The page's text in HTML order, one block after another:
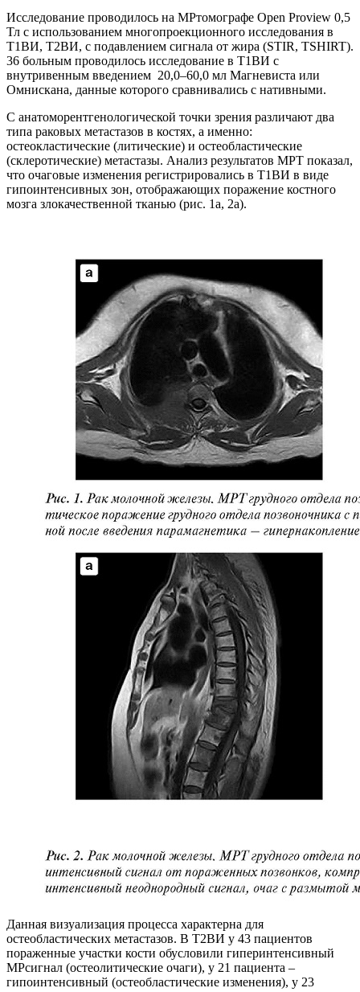
Исследование проводилось на МРтомографе Open Proview 0,5
Тл с использованием многопроекционного исследования в
Т1ВИ, Т2ВИ, с подавлением сигнала от жира (STIR, TSHIRT).
36 больным проводилось исследование в Т1ВИ с
внутривенным введением 20,0–60,0 мл Магневиста или
Омнискана, данные которого сравнивались с нативными.
С анатоморентгенологической точки зрения различают два
типа раковых метастазов в костях, а именно:
остеокластические (литические) и остеобластические
(склеротические) метастазы. Анализ результатов МРТ показал,
что очаговые изменения регистрировались в Т1ВИ в виде
гипоинтенсивных зон, отображающих поражение костного
мозга злокачественной тканью (рис. 1а, 2а).
Данная визуализация процесса характерна для
остеобластических метастазов. В Т2ВИ у 43 пациентов
пораженные участки кости обусловили гиперинтенсивный
МРсигнал (остеолитические очаги), у 21 пациента –
гипоинтенсивный (остеобластические изменения), у 23